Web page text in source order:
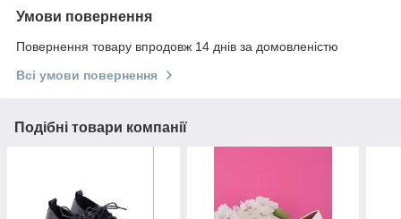
Умови повернення
Повернення товару впродовж 14 днів за домовленістю
Всі умови повернення
Подібні товари компанії